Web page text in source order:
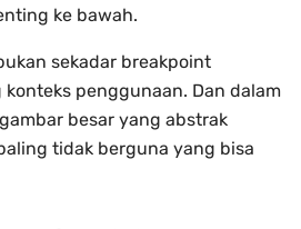
ke bawah.
sekadar breakpoint
penggunaan. Dan dalam
besar yang abstrak
tidak berguna yang bisa